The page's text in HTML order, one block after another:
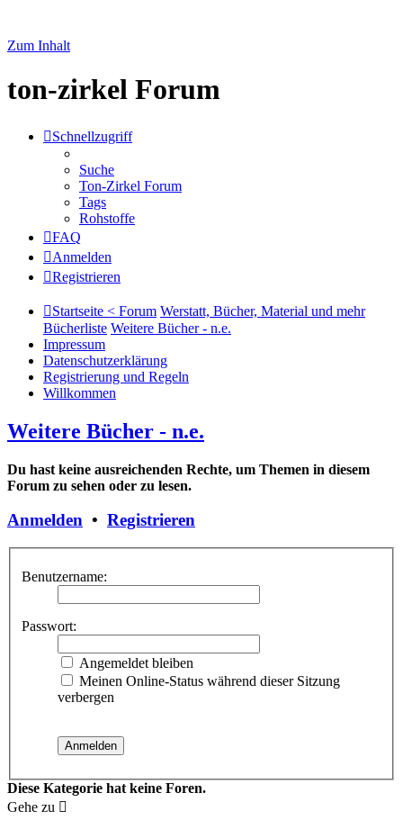
Zum Inhalt
ton-zirkel Forum
Schnellzugriff
Suche
Ton-Zirkel Forum
Tags
Rohstoffe
FAQ
Anmelden
Registrieren
Startseite < Forum Werstatt, Bücher, Material und mehr
Bücherliste Weitere Bücher - n.e.
Impressum
Datenschutzerklärung
Registrierung und Regeln
Willkommen
Weitere Bücher - n.e.
Du hast keine ausreichenden Rechte, um Themen in diesem
Forum zu sehen oder zu lesen.
Anmelden • Registrieren
Benutzername:
Passwort:
Angemeldet bleiben
Meinen Online-Status während dieser Sitzung
verbergen
Diese Kategorie hat keine Foren.
Gehe zu